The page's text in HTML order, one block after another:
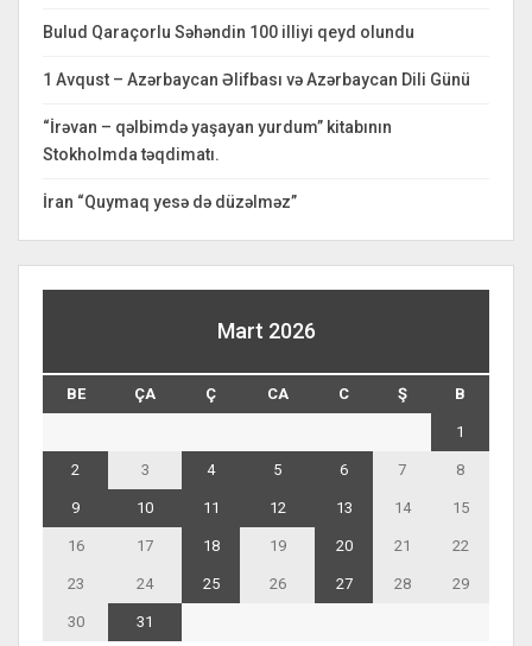
Bulud Qaraçorlu Səhəndin 100 illiyi qeyd olundu
1 Avqust – Azərbaycan Əlifbası və Azərbaycan Dili Günü
“İrəvan – qəlbimdə yaşayan yurdum” kitabının
Stokholmda təqdimatı.
İran “Quymaq yesə də düzəlməz”
Mart 2026
BE ÇA Ç CA C Ş B
1
2 3 4 5 6 7 8
9 10 11 12 13 14 15
16 17 18 19 20 21 22
23 24 25 26 27 28 29
30
31